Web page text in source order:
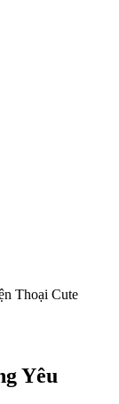
Thoại Cute
Yêu